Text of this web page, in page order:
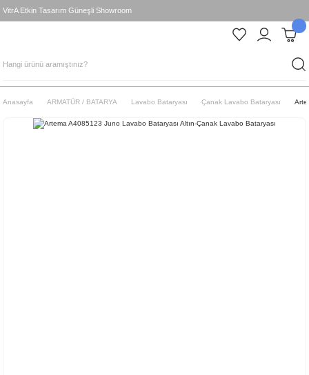
VitrA Etkin Tasarım Güneşli Showroom
Anasayfa ARMATÜR / BATARYA Lavabo Bataryası Çanak Lavabo Bataryası